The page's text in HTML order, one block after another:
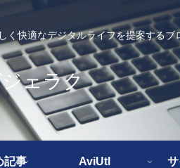
く快適なデジタルライフを提案するブ
ェラク
記事 AviUtl